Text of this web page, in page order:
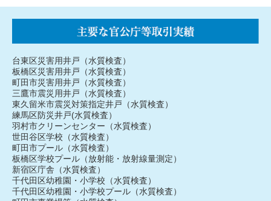
台東区災害用井戸（水質検査）
板橋区災害用井戸（水質検査）
町田市災害用井戸（水質検査）
三鷹市震災用井戸（水質検査）
東久留米市震災対策指定井戸（水質検査）
練馬区防災井戸(水質検査）
羽村市クリーンセンター（水質検査）
世田谷区学校（水質検査）
町田市プール（水質検査）
板橋区学校プール（放射能・放射線量測定）
新宿区庁舎（水質検査）
千代田区幼稚園・小学校（水質検査）
千代田区幼稚園・小学校プール（水質検査）